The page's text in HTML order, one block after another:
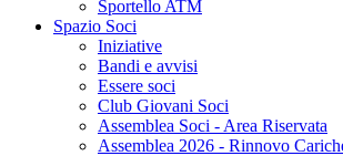
Sportello ATM
Spazio Soci
Iniziative
Bandi e avvisi
Essere soci
Club Giovani Soci
Assemblea Soci - Area Riservata
Assemblea 2026 - Rinnovo